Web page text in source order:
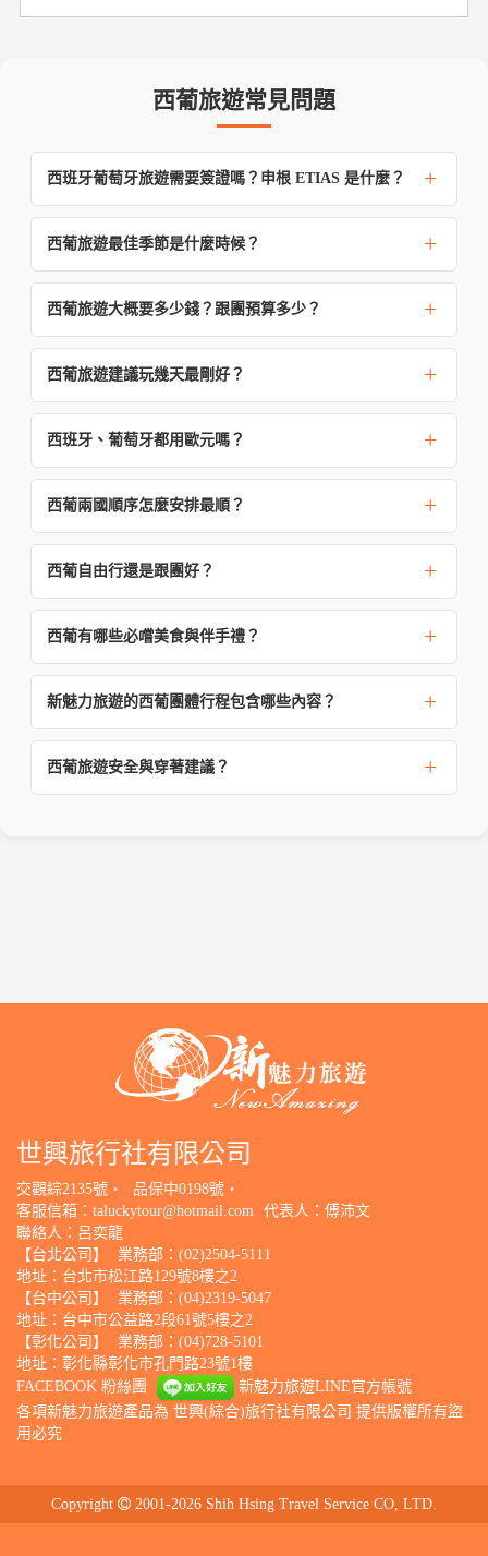
西葡旅遊常見問題
西班牙葡萄牙旅遊需要簽證嗎？申根 ETIAS 是什麼？
西葡旅遊最佳季節是什麼時候？
西葡旅遊大概要多少錢？跟團預算多少？
西葡旅遊建議玩幾天最剛好？
西班牙、葡萄牙都用歐元嗎？
西葡兩國順序怎麼安排最順？
西葡自由行還是跟團好？
西葡有哪些必嚐美食與伴手禮？
新魅力旅遊的西葡團體行程包含哪些內容？
西葡旅遊安全與穿著建議？
世興旅行社有限公司
交觀綜2135號‧
品保中0198號‧
客服信箱： taluckytour@hotmail.com
代表人：傅沛文
聯絡人：呂奕龍
【台北公司】
業務部：(02)2504-5111
地址：台北市松江路129號8樓之2
【台中公司】
業務部：(04)2319-5047
地址：台中市公益路2段61號5樓之2
【彰化公司】
業務部：(04)728-5101
地址：彰化縣彰化市孔門路23號1樓
FACEBOOK 粉絲團
新魅力旅遊LINE官方帳號
各項新魅力旅遊產品為 世興(綜合)旅行社有限公司 提供版權所有盜
用必究
Copyright 2001-2026 Shih Hsing Travel Service CO, LTD.